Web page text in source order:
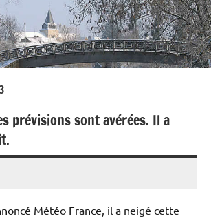
prévisions sont avérées. Il a
Météo France, il a neigé cette